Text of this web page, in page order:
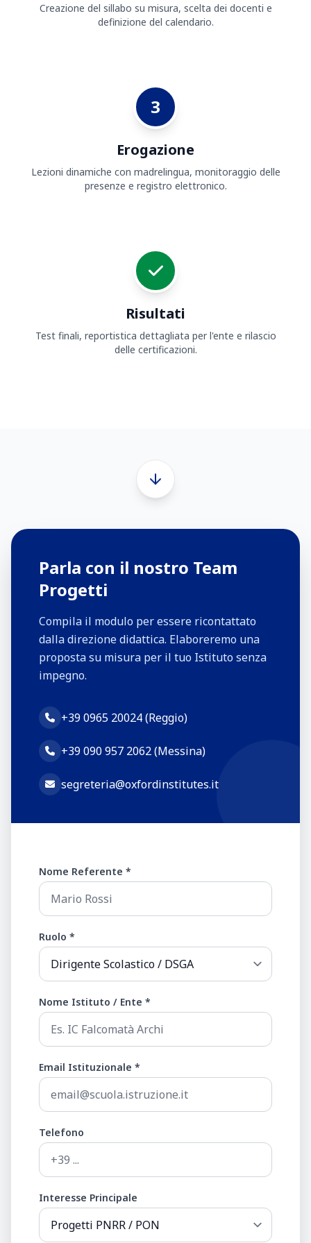
Creazione del sillabo su misura, scelta dei docenti e
definizione del calendario.
3
Erogazione
Lezioni dinamiche con madrelingua, monitoraggio delle
presenze e registro elettronico.
Risultati
Test finali, reportistica dettagliata per l'ente e rilascio
delle certificazioni.
Parla con il nostro Team
Progetti
Compila il modulo per essere ricontattato
dalla direzione didattica. Elaboreremo una
proposta su misura per il tuo Istituto senza
impegno.
+39 0965 20024 (Reggio)
+39 090 957 2062 (Messina)
segreteria@oxfordinstitutes.it
Nome Referente *
Ruolo *
Nome Istituto / Ente *
Email Istituzionale *
Telefono
Interesse Principale